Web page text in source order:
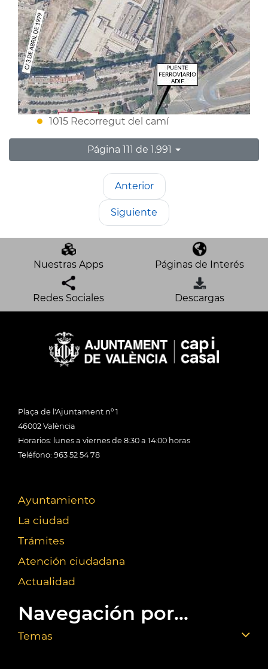
1015 Recorregut del camí
Página 111 de 1.991
Anterior
Siguiente
Nuestras Apps Páginas de Interés
Redes Sociales Descargas
Plaça de l'Ajuntament nº 1
46002 València
Horarios: lunes a viernes de 8:30 a 14:00 horas
Teléfono: 963 52 54 78
Ayuntamiento
La ciudad
Trámites
Atención ciudadana
Actualidad
Navegación por...
Temas